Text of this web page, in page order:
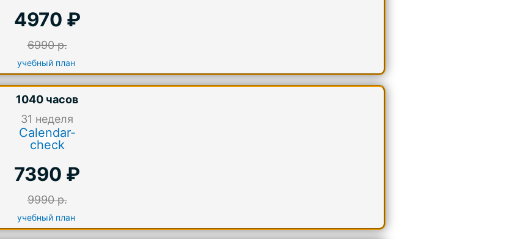
4970 ₽
6990 р.
учебный план
1040 часов
31 неделя
Calendar-
check
7390 ₽
9990 р.
учебный план